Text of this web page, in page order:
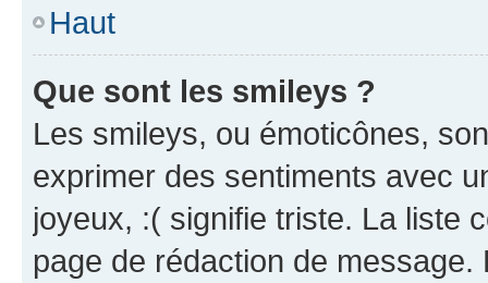
Haut
Que sont les smileys ?
Les smileys, ou émoticônes,
exprimer des sentiments avec
joyeux, :( signifie triste. La liste
page de rédaction de